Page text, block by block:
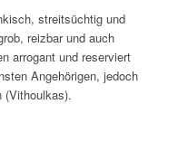
streitsüchtig und
reizbar und auch
arrogant und reserviert
Angehörigen, jedoch
(Vithoulkas).